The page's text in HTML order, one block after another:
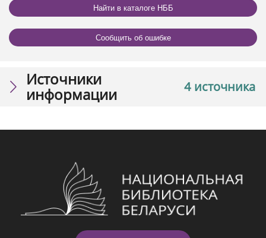
Найти в каталоге НББ
Сообщить об ошибке
4 источника
Источники
информации